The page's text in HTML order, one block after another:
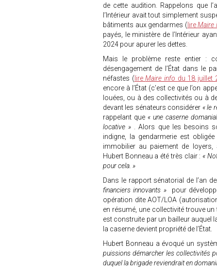
de cette audition. Rappelons que
l’Intérieur avait tout simplement
bâtiments aux gendarmes ( lireMaire
payés, le ministère de l’Intérieur
2024 pour apurer les dettes.
Mais le problème reste entier :
désengagement de l’État dans le
néfastes ( lireMaire info du 18 juillet
encore à l’État (c’est ce que l’on
louées, ou à des collectivités ou à
devant les sénateurs considérer « le
rappelant que « une caserne
locative »
. Alors que les besoins
indigne, la gendarmerie est
immobilier au paiement de loyers,
Hubert Bonneau a été très clair : «
pour cela. »
Dans le rapport sénatorial de l’an
financiers innovants »
pour
opération dite AOT/LOA
en résumé, une collectivité trouve
est construite par un bailleur auquel
la caserne devient propriété de l’État.
Hubert Bonneau a évoqué un
puissions démarcher les collectivités
duquel la brigade reviendrait en